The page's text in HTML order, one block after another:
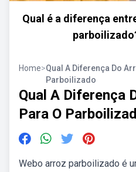
Qual é a diferença
Home>Qual A Diferença Do
Parboilizado
Qual A Diferença
Para O
Webo arroz parboilizado é